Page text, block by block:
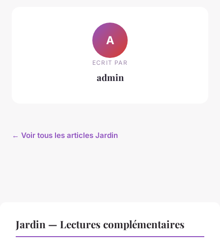
A
ECRIT PAR
admin
← Voir tous les articles Jardin
Jardin — Lectures complémentaires